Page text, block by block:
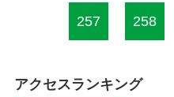
257 258
アクセスランキング